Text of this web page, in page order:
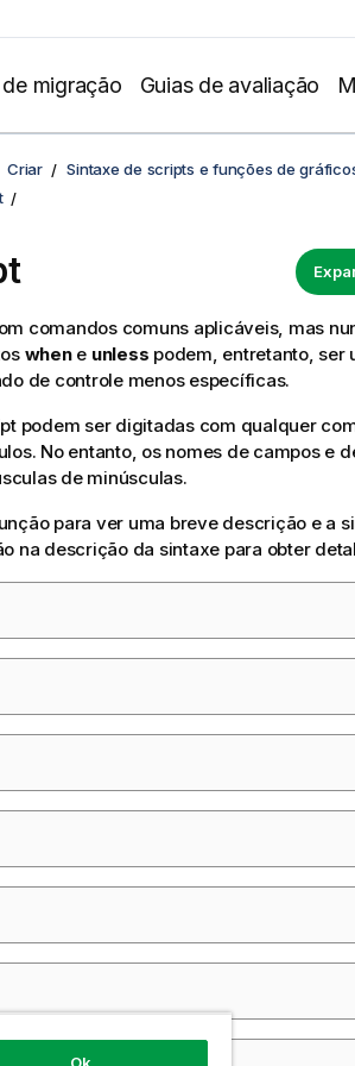
migração Guias de avaliação
Criar
Sintaxe de scripts e funções de
comandos comuns aplicáveis, mas
whene unless podem, entretanto, ser
de controle menos específicas.
podem ser digitadas com qualquer
No entanto, os nomes de campos e
de minúsculas.
para ver uma breve descrição e a
na descrição da sintaxe para obter